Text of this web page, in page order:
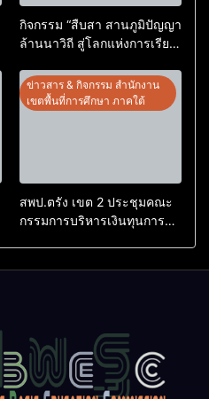
กิจกรรม “สืบสา สานภูมิปัญญา
ล้านนาวิถี สู่โลกแห่งการเรียน
ประจำปีการศึกษา 2569
ข่าวสาร & กิจกรรม สำนักงาน
เขตพื้นที่การศึกษา ภาคใต้
สพป.ตรัง เขต 2 ประชุมคณะ
กรรมการบริหารเงินทุนการ